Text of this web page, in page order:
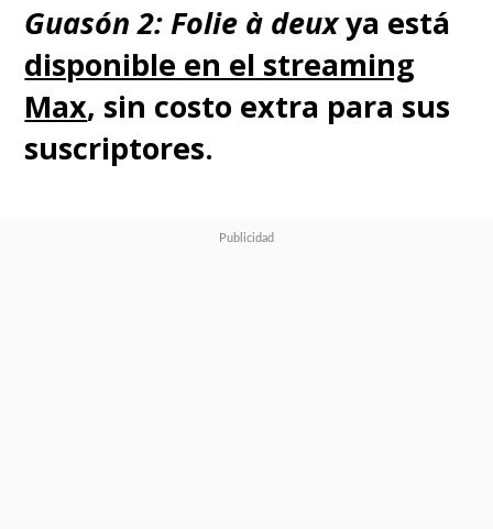
Guasón 2: Folie à deuxya está
disponible en el streaming
Max, sin costo extra para sus
suscriptores.